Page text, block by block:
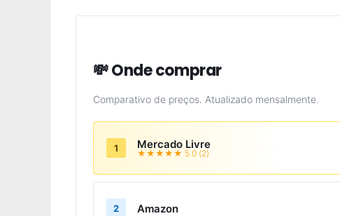
💸 Onde comprar
Comparativo de preços. Atualizado mensalmente.
1 Mercado Livre
★★★★★ 5.0 (2)
2 Amazon